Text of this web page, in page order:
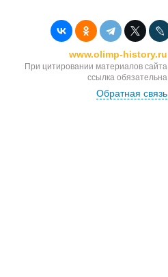
www.olimp-history.ru
При цитировании материалов сайта
ссылка обязательна
Обратная связь